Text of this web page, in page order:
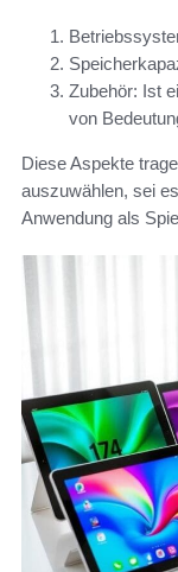
Zubehör: Ist
von
Diese Aspekte
auszuwählen, sei
Anwendung als